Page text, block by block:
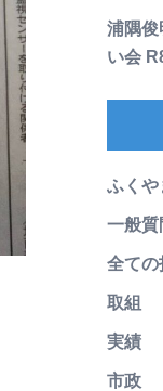
浦隅俊
い会
ふくや
一般質
全ての
取組
実績
市政